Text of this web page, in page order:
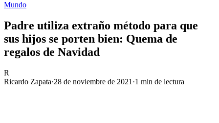
Mundo
Padre utiliza extraño método para que
sus hijos se porten bien: Quema de
regalos de Navidad
R
Ricardo Zapata·28 de noviembre de 2021 ·1 min de lectura